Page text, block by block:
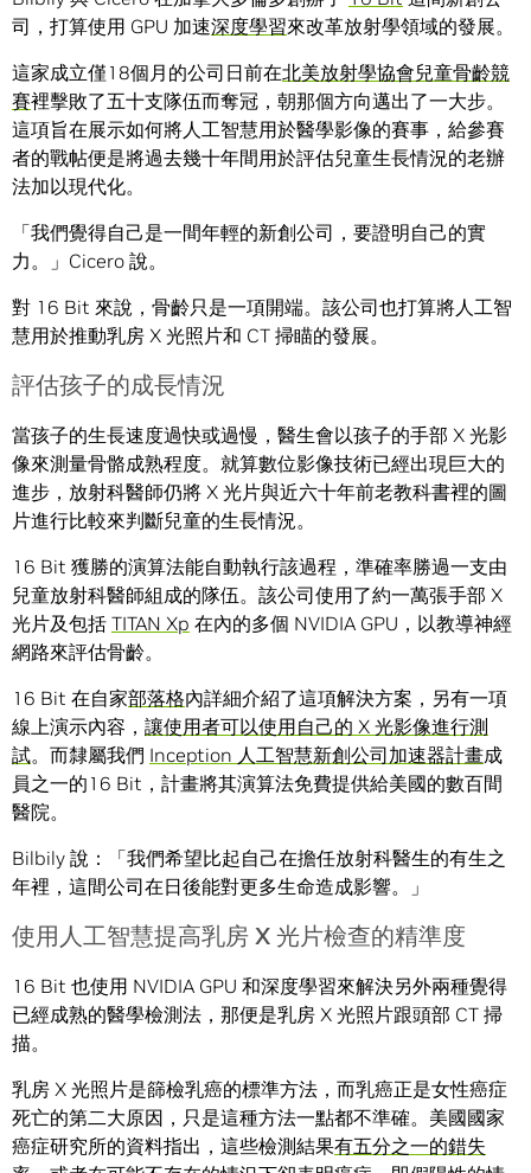
司，打算使用 GPU 加速深度學習來改革放射學領域的發展。
這家成立僅18個月的公司日前在北美放射學協會兒童骨齡競
賽裡擊敗了五十支隊伍而奪冠，朝那個方向邁出了一大步。
這項旨在展示如何將人工智慧用於醫學影像的賽事，給參賽
者的戰帖便是將過去幾十年間用於評估兒童生長情況的老辦
法加以現代化。
「我們覺得自己是一間年輕的新創公司，要證明自己的實
力。」Cicero 說。
對 16 Bit 來說，骨齡只是一項開端。該公司也打算將人工智
慧用於推動乳房 X 光照片和 CT 掃瞄的發展。
評估孩子的成長情況
當孩子的生長速度過快或過慢，醫生會以孩子的手部 X 光影
像來測量骨骼成熟程度。就算數位影像技術已經出現巨大的
進步，放射科醫師仍將 X 光片與近六十年前老教科書裡的圖
片進行比較來判斷兒童的生長情況。
16 Bit 獲勝的演算法能自動執行該過程，準確率勝過一支由
兒童放射科醫師組成的隊伍。該公司使用了約一萬張手部 X
光片及包括 TITAN Xp 在內的多個 NVIDIA GPU，以教導神經
網路來評估骨齡。
16 Bit 在自家部落格內詳細介紹了這項解決方案，另有一項
線上演示內容， 讓使用者可以使用自己的 X 光影像進行測
試。而隸屬我們 Inception 人工智慧新創公司加速器計畫成
員之一的16 Bit，計畫將其演算法免費提供給美國的數百間
醫院。
Bilbily 說：「我們希望比起自己在擔任放射科醫生的有生之
年裡，這間公司在日後能對更多生命造成影響。」
使用人工智慧提高乳房 X 光片檢查的精準度
16 Bit 也使用 NVIDIA GPU 和深度學習來解決另外兩種覺得
已經成熟的醫學檢測法，那便是乳房 X 光照片跟頭部 CT 掃
描。
乳房 X 光照片是篩檢乳癌的標準方法，而乳癌正是女性癌症
死亡的第二大原因，只是這種方法一點都不準確。美國國家
癌症研究所的資料指出，這些檢測結果有五分之一的錯失